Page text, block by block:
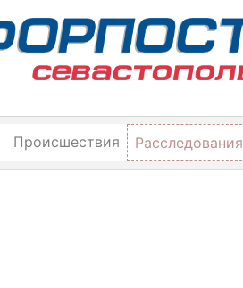
Происшествия Расследования